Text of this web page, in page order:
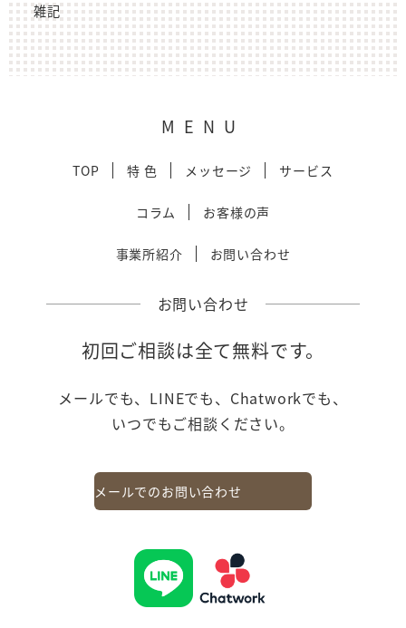
雑記
MENU
TOP 特 色 メッセージ サービス
コラム お客様の声
事業所紹介 お問い合わせ
お問い合わせ
初回ご相談は全て無料です。
メールでも、LINEでも、Chatworkでも、
いつでもご相談ください。
メールでのお問い合わせ